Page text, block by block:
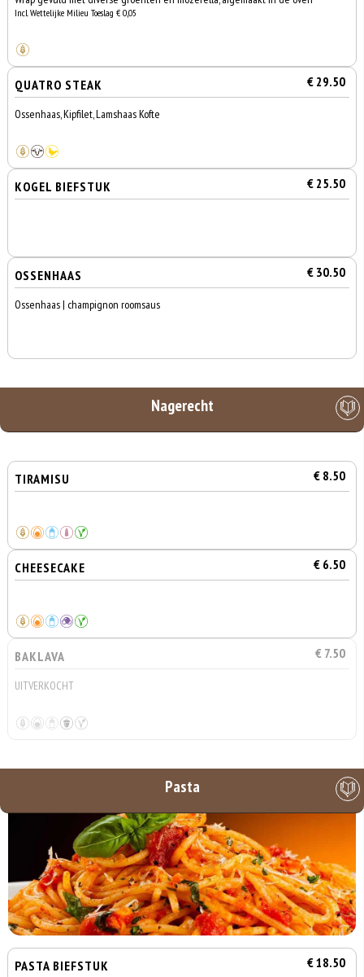
Incl. Wettelijke Milieu Toeslag € 0,05
QUATRO STEAK € 29.50
Ossenhaas, Kipfilet, Lamshaas Kofte
KOGEL BIEFSTUK € 25.50
OSSENHAAS € 30.50
Ossenhaas | champignon roomsaus
Nagerecht
TIRAMISU € 8.50
CHEESECAKE € 6.50
BAKLAVA € 7.50
UITVERKOCHT
Pasta
PASTA BIEFSTUK € 18.50